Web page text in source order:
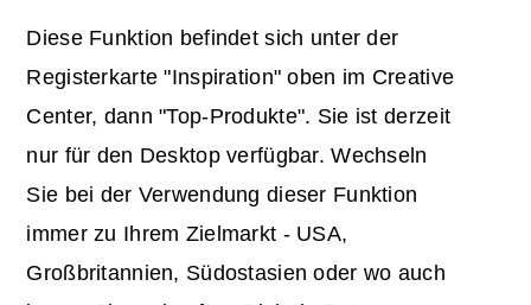
Diese Funktion befindet sich unter der
Registerkarte "Inspiration" oben im Creative
Center, dann "Top-Produkte". Sie ist derzeit
nur für den Desktop verfügbar. Wechseln
Sie bei der Verwendung dieser Funktion
immer zu Ihrem Zielmarkt - USA,
Großbritannien, Südostasien oder wo auch